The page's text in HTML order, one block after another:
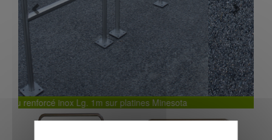
Détail platine
Previous Next